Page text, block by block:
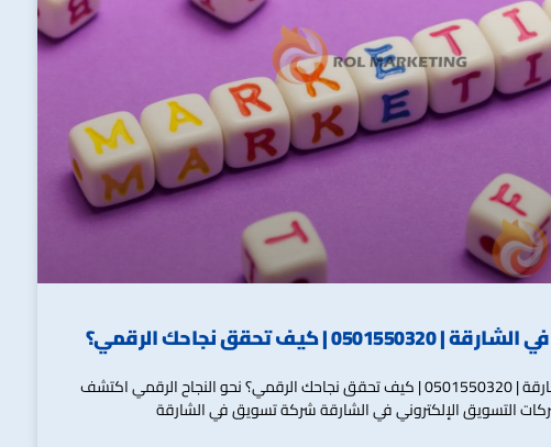
| كيف تحقق نجاحك الرقمي؟
شركة تسويق في الشارقة | 0501550320 | كيف تحقق نجاحك الرقمي؟ نحو النجاح الرقمي اكتشف
التسويق الإلكتروني في الشارقة شركة تسويق في الشارقة